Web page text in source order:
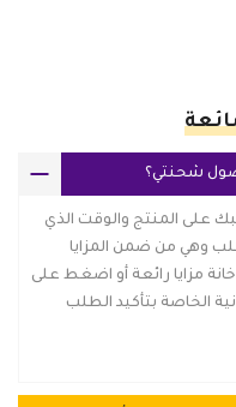
شحنتي؟
على المنتج والوقت الذي
وهي من ضمن المزايا
مزايا رائعة أو اضغط على
الخاصة بتأكيد الطلب